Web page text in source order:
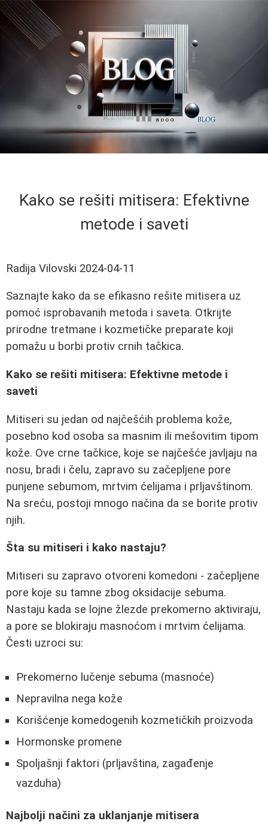
Kako se rešiti mitisera: Efektivne
metode i saveti
Radija Vilovski 2024-04-11
Saznajte kako da se efikasno rešite mitisera uz
pomoć isprobavanih metoda i saveta. Otkrijte
prirodne tretmane i kozmetičke preparate koji
pomažu u borbi protiv crnih tačkica.
Kako se rešiti mitisera: Efektivne metode i
saveti
Mitiseri su jedan od najčešćih problema kože,
posebno kod osoba sa masnim ili mešovitim tipom
kože. Ove crne tačkice, koje se najčešće javljaju na
nosu, bradi i čelu, zapravo su začepljene pore
punjene sebumom, mrtvim ćelijama i prljavštinom.
Na sreću, postoji mnogo načina da se borite protiv
njih.
Šta su mitiseri i kako nastaju?
Mitiseri su zapravo otvoreni komedoni - začepljene
pore koje su tamne zbog oksidacije sebuma.
Nastaju kada se lojne žlezde prekomerno aktiviraju,
a pore se blokiraju masnoćom i mrtvim ćelijama.
Česti uzroci su:
Prekomerno lučenje sebuma (masnoće)
Nepravilna nega kože
Korišćenje komedogenih kozmetičkih proizvoda
Hormonske promene
Spoljašnji faktori (prljavština, zagađenje
vazduha)
Najbolji načini za uklanjanje mitisera